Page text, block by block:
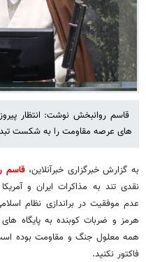
قاسم روانبخش نوشت: انتظار
های عرصه مقاومت را به شکست
به گزارش خبرگزاری خبرآنلاین، قاسم
نقدی تند به مذاکرات ایران و
عدم موفقیت در براندازی نظام
هرمز و ضربات کوبنده به پایگاه
همه معلول جنگ و مقاومت بوده است
فاکتور نکنید.